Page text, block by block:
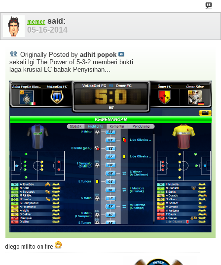
memer said:
05-16-2014
Originally Posted by adhit popok
sekali lgi The Power of 5-3-2 memberi bukti...
laga krusial LC babak Penyisihan...
diego milito on fire